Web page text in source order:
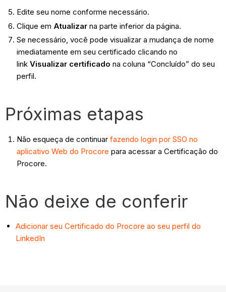
Edite seu nome conforme necessário.
Clique em Atualizarna parte inferior da página.
Se necessário, você pode visualizar a mudança de nome
imediatamente em seu certificado clicando no
link Visualizar certificado na coluna “Concluído” do seu
perfil.
Próximas etapas
Não esqueça de continuar fazendo login por SSO no
aplicativo Web do Procore para acessar a Certificação do
Procore.
Não deixe de conferir
Adicionar seu Certificado do Procore ao seu perfil do
LinkedIn